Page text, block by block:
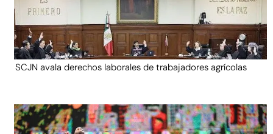
SCJN avala derechos laborales de trabajadores agrícolas